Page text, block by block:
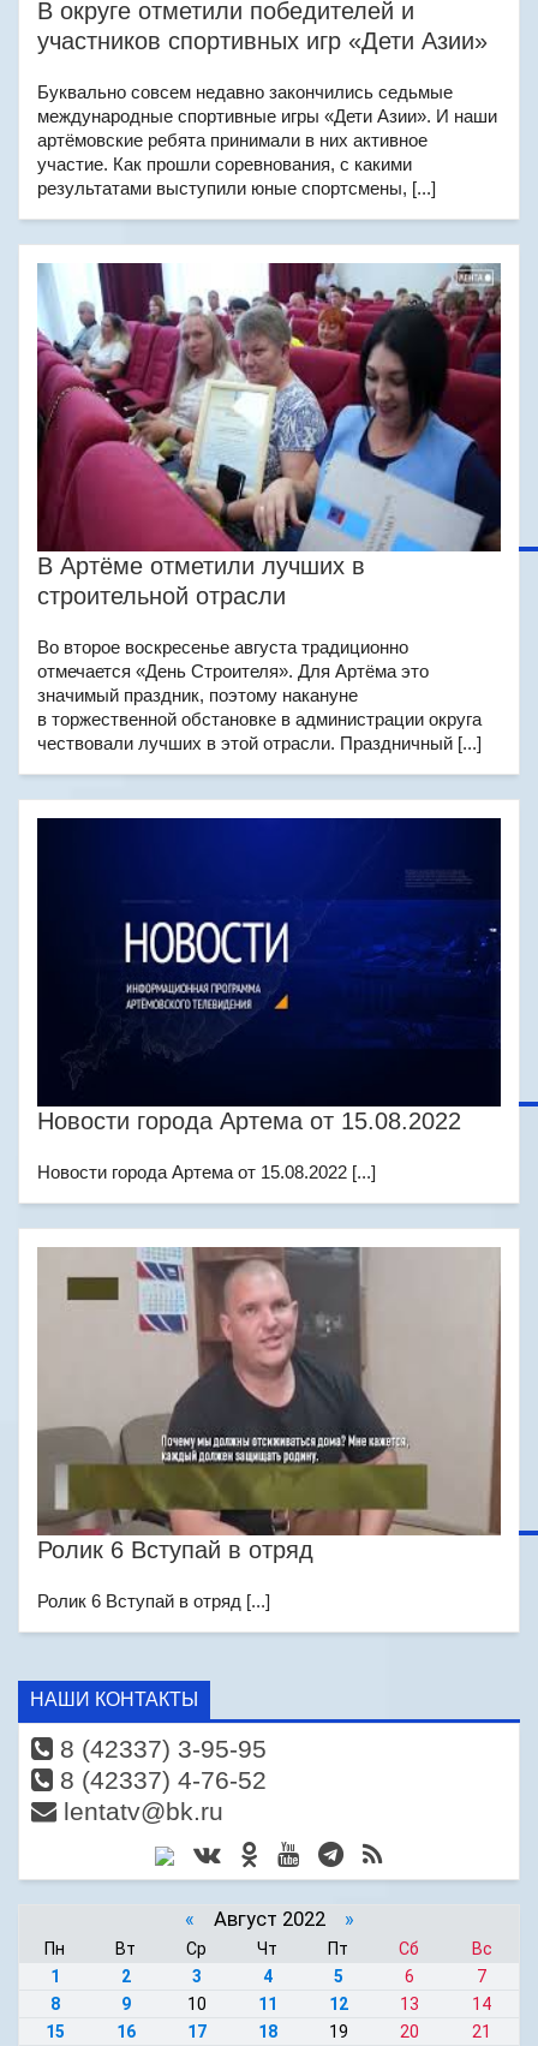
В округе отметили победителей и
участников спортивных игр «Дети Азии»
Буквально совсем недавно закончились седьмые
международные спортивные игры «Дети Азии». И наши
артёмовские ребята принимали в них активное
участие. Как прошли соревнования, с какими
результатами выступили юные спортсмены, [...]
В Артёме отметили лучших в
строительной отрасли
Во второе воскресенье августа традиционно
отмечается «День Строителя». Для Артёма это
значимый праздник, поэтому накануне
в торжественной обстановке в администрации округа
чествовали лучших в этой отрасли. Праздничный [...]
Новости города Артема от 15.08.2022
Новости города Артема от 15.08.2022 [...]
Ролик 6 Вступай в отряд
Ролик 6 Вступай в отряд [...]
НАШИ КОНТАКТЫ
8 (42337) 3-95-95
8 (42337) 4-76-52
lentatv@bk.ru
« Август 2022 »
Пн Вт Ср Чт Пт Сб
Вс
1
2 3 4 5 6
7
8
9 10 11 12 13
14
15
16 17 18 19 20
21